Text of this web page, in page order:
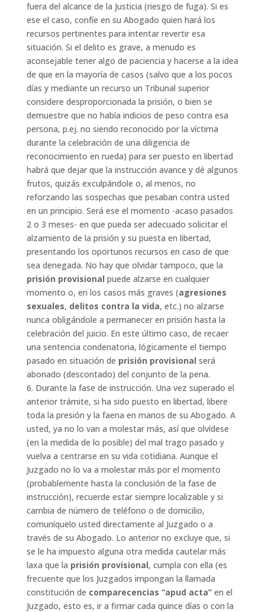
fuera del alcance de la Justicia (riesgo de fuga). Si es
ese el caso, confíe en su Abogado quien hará los
recursos pertinentes para intentar revertir esa
situación. Si el delito es grave, a menudo es
aconsejable tener algo de paciencia y hacerse a la idea
de que en la mayoría de casos (salvo que a los pocos
días y mediante un recurso un Tribunal superior
considere desproporcionada la prisión, o bien se
demuestre que no había indicios de peso contra esa
persona, p.ej. no siendo reconocido por la víctima
durante la celebración de una diligencia de
reconocimiento en rueda) para ser puesto en libertad
habrá que dejar que la instrucción avance y dé algunos
frutos, quizás exculpándole o, al menos, no
reforzando las sospechas que pesaban contra usted
en un principio. Será ese el momento -acaso pasados
2 o 3 meses- en que pueda ser adecuado solicitar el
alzamiento de la prisión y su puesta en libertad,
presentando los oportunos recursos en caso de que
sea denegada. No hay que olvidar tampoco, que la
prisión provisional puede alzarse en cualquier
momento o, en los casos más graves (agresiones
sexuales, delitos contra la vida, etc.) no alzarse
nunca obligándole a permanecer en prisión hasta la
celebración del juicio. En este último caso, de recaer
una sentencia condenatoria, lógicamente el tiempo
pasado en situación de prisión provisional será
abonado (descontado) del conjunto de la pena.
6. Durante la fase de instrucción. Una vez superado el
anterior trámite, si ha sido puesto en libertad, libere
toda la presión y la faena en manos de su Abogado. A
usted, ya no lo van a molestar más, así que olvídese
(en la medida de lo posible) del mal trago pasado y
vuelva a centrarse en su vida cotidiana. Aunque el
Juzgado no lo va a molestar más por el momento
(probablemente hasta la conclusión de la fase de
instrucción), recuerde estar siempre localizable y si
cambia de número de teléfono o de domicilio,
comuníquelo usted directamente al Juzgado o a
través de su Abogado. Lo anterior no excluye que, si
se le ha impuesto alguna otra medida cautelar más
laxa que la prisión provisional, cumpla con ella (es
frecuente que los Juzgados impongan la llamada
constitución de comparecencias “apud acta”en el
Juzgado, esto es, ir a firmar cada quince días o con la